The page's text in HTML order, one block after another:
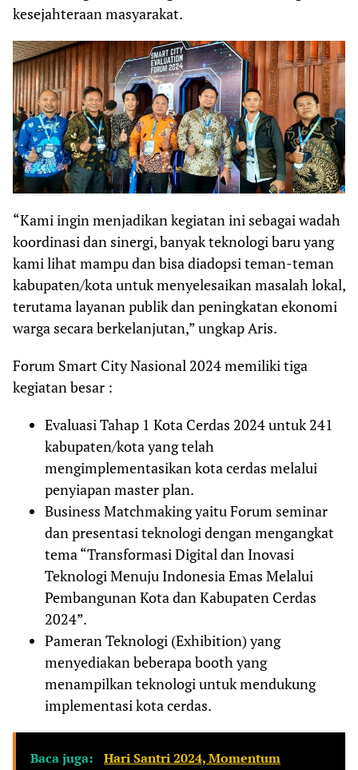
kesejahteraan masyarakat.
“Kami ingin menjadikan kegiatan ini sebagai wadah
koordinasi dan sinergi, banyak teknologi baru yang
kami lihat mampu dan bisa diadopsi teman-teman
kabupaten/kota untuk menyelesaikan masalah lokal,
terutama layanan publik dan peningkatan ekonomi
warga secara berkelanjutan,” ungkap Aris.
Forum Smart City Nasional 2024 memiliki tiga
kegiatan besar :
Evaluasi Tahap 1 Kota Cerdas 2024 untuk 241
kabupaten/kota yang telah
mengimplementasikan kota cerdas melalui
penyiapan master plan.
Business Matchmaking yaitu Forum seminar
dan presentasi teknologi dengan mengangkat
tema “Transformasi Digital dan Inovasi
Teknologi Menuju Indonesia Emas Melalui
Pembangunan Kota dan Kabupaten Cerdas
2024”.
Pameran Teknologi (Exhibition) yang
menyediakan beberapa booth yang
menampilkan teknologi untuk mendukung
implementasi kota cerdas.
Baca juga:
Hari Santri 2024, Momentum